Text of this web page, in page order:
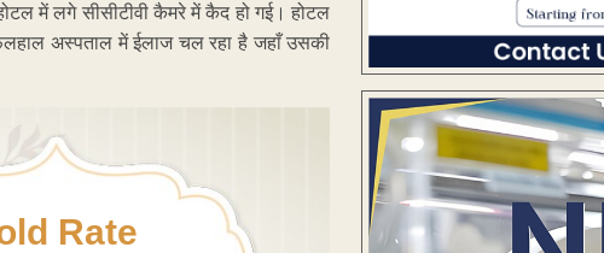
में लगे सीसीटीवी कैमरे में कैद हो गई। होटल
अस्पताल में ईलाज चल रहा है जहाँ उसकी
Rate